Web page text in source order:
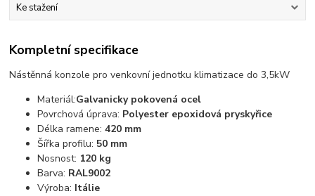
Ke stažení
Kompletní specifikace
Nástěnná konzole pro venkovní jednotku klimatizace do 3,5kW
Materiál:Galvanicky pokovená ocel
Povrchová úprava: Polyester epoxidová pryskyřice
Délka ramene:420 mm
Šířka profilu: 50 mm
Nosnost: 120 kg
Barva: RAL9002
Výroba: Itálie